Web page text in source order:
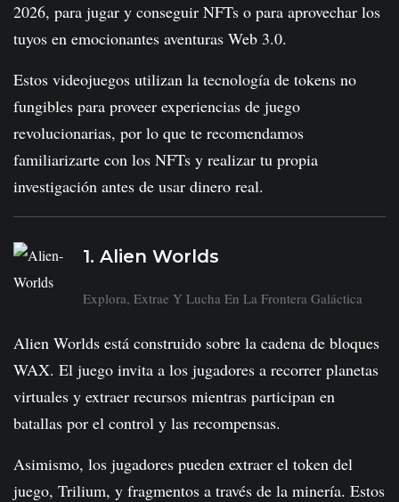
2026, para jugar y conseguir NFTs o para aprovechar los
tuyos en emocionantes aventuras Web 3.0.
Estos videojuegos utilizan la tecnología de tokens no
fungibles para proveer experiencias de juego
revolucionarias, por lo que te recomendamos
familiarizarte con los NFTs y realizar tu propia
investigación antes de usar dinero real.
1. Alien Worlds
Explora, Extrae Y Lucha En La Frontera Galáctica
Alien Worlds está construido sobre la cadena de bloques
WAX. El juego invita a los jugadores a recorrer planetas
virtuales y extraer recursos mientras participan en
batallas por el control y las recompensas.
Asimismo, los jugadores pueden extraer el token del
juego, Trilium, y fragmentos a través de la minería. Estos